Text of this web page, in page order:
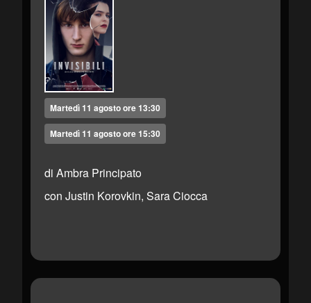
Martedì 11 agosto ore 13:30
Martedì 11 agosto ore 15:30
di Ambra Principato
con Justin Korovkin, Sara Ciocca